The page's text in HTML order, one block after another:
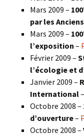
Mars 2009 – 100
par les
Mars 2009 – 100
l’exposition –
Février 2009 –
l’écologie et
Janvier 2009 –
International–
Octobre 2008 –
d’ouverture–
Octobre 2008 –